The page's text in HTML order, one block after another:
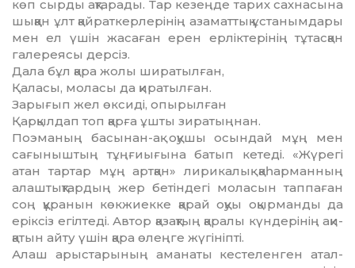
көп сырды ақтарады. Тар кезеңде тарих сахнасына
шыққан ұлт қайраткерлерінің азаматтық ұстанымдары
мен ел үшін жасаған ерен ерліктерінің тұтасқан
галереясы дерсіз.
Дала бұл қара жолы ширатылған,
Қаласы, моласы да қиратылған.
Зарығып жел өксиді, опырылған
Қарқылдап топ қарға ұшты зиратыңнан.
Поэманың басынан-ақ оқушы осындай мұң мен
сағыныштың тұңғиығына батып кетеді. «Жүрегі
атан тартар мұң артқан» лири­ка­лық қаһарманның
алаштықтардың жер бе­тіндегі моласын таппаған
соң құранын көк­жиек­ке қарай оқуы оқырманды да
еріксіз егіл­теді. Автор қазақтың қаралы күндерінің ақи­
қатын айту үшін қара өлеңге жүгініпті.
Алаш арыстарының аманаты кестеленген атал­